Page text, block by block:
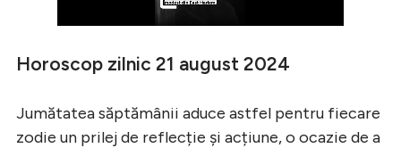
Horoscop zilnic 21 august 2024
Jumătatea săptămânii aduce astfel pentru fiecare
zodie un prilej de reflecție și acțiune, o ocazie de a